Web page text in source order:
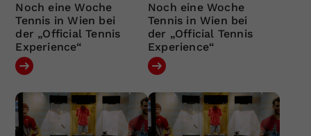
Noch eine Woche
Tennis in Wien bei
der „Official Tennis
Experience“
Noch eine Woche
Tennis in Wien bei
der „Official Tennis
Experience“